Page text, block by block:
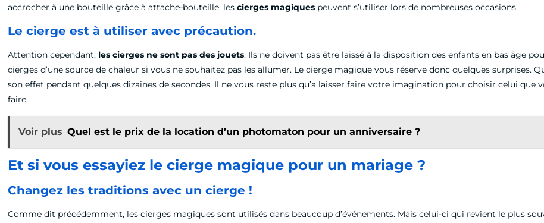
accrocher à une bouteille grâce à attache-bouteille, lescierges magiques peuvent s’utiliser lors de nombreuses occasions.
Le cierge est à utiliser avec précaution.
Attention cependant, les cierges ne sont pas des jouets. Ils ne doivent pas être laissé à la disposition des enfants en bas âge
cierges d’une source de chaleur si vous ne souhaitez pas les allumer. Le cierge magique vous réserve donc quelques surprises.
son effet pendant quelques dizaines de secondes. Il ne vous reste plus qu’a laisser faire votre imagination pour choisir celui que
faire.
Voir plus Quel est le prix de la location d’un photomaton pour un anniversaire ?
Et si vous essayiez le cierge magique pour un mariage ?
Changez les traditions avec un cierge !
Comme dit précédemment, les cierges magiques sont utilisés dans beaucoup d’événements. Mais celui-ci qui revient le plus